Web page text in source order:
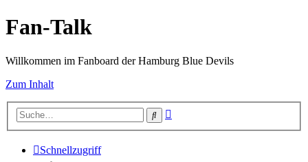
Fan-Talk
Willkommen im Fanboard der Hamburg Blue Devils
Zum Inhalt
Suche
Schnellzugriff